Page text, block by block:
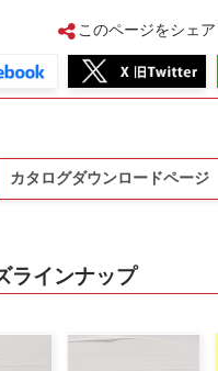
このページをシェア
カタログダウンロードページ
ラインナップ